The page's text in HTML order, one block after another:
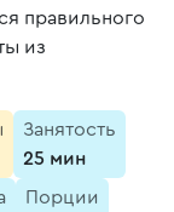
правильного
из
Занятость
25 мин
Порции